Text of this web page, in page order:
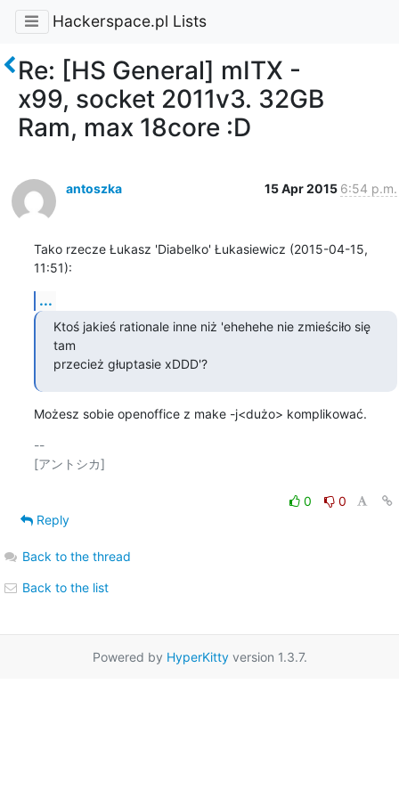
Hackerspace.pl Lists
Re: [HS General] mITX -
x99, socket 2011v3. 32GB
Ram, max 18core :D
antoszka 15 Apr 2015 6:54 p.m.
Tako rzecze Łukasz 'Diabelko' Łukasiewicz (2015-04-15,
11:51):
...
Ktoś jakieś rationale inne niż 'ehehehe nie zmieściło się
tam
przecież głuptasie xDDD'?
Możesz sobie openoffice z make -j<dużo> komplikować.
--
[アントシカ]
0
0
Reply
Back to the thread
Back to the list
Powered by HyperKittyversion 1.3.7.